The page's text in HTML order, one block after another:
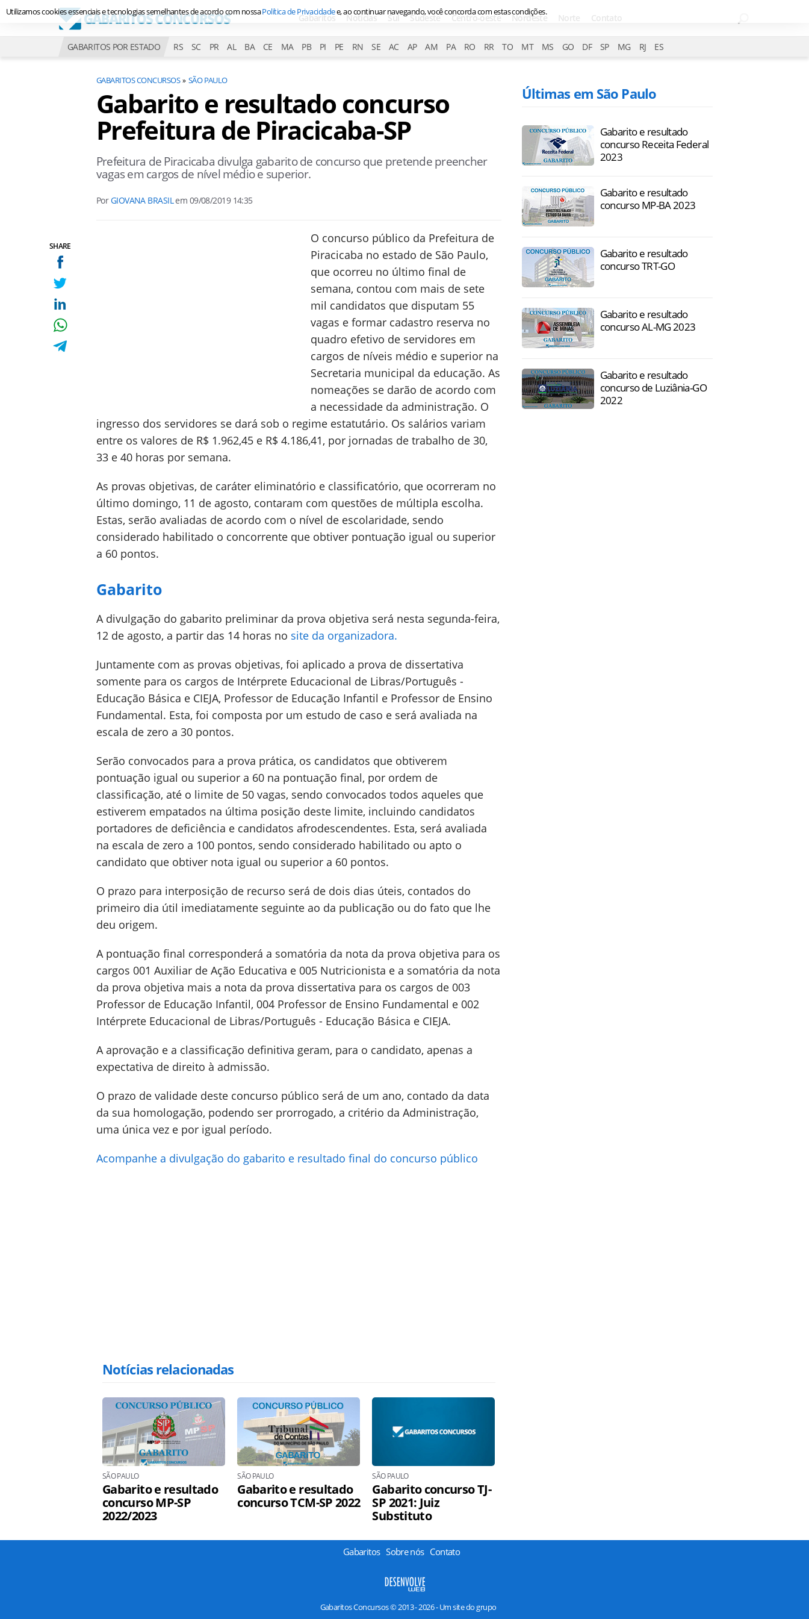
Gabaritos Notícias Sul Sudeste Centro-oeste Nordeste Norte Contato
GABARITOS POR ESTADO RS SC PR AL BA CE MA PB PI PE RN SE AC AP AM PA RO RR TO MT MS GO DF SP MG RJ ES
SHARE
GABARITOS CONCURSOS SÃO PAULO
Gabarito e resultado concurso
Prefeitura de Piracicaba-SP
Prefeitura de Piracicaba divulga gabarito de concurso que pretende preencher
vagas em cargos de nível médio e superior.
PorGIOVANA BRASILem 09/08/2019 14:35
O concurso público da Prefeitura de
Piracicaba no estado de São Paulo,
que ocorreu no último final de
semana, contou com mais de sete
mil candidatos que disputam 55
vagas e formar cadastro reserva no
quadro efetivo de servidores em
cargos de níveis médio e superior na
Secretaria municipal da educação. As
nomeações se darão de acordo com
a necessidade da administração. O
ingresso dos servidores se dará sob o regime estatutário. Os salários variam
entre os valores de R$ 1.962,45 e R$ 4.186,41, por jornadas de trabalho de 30,
33 e 40 horas por semana.
As provas objetivas, de caráter eliminatório e classificatório, que ocorreram no
último domingo, 11 de agosto, contaram com questões de múltipla escolha.
Estas, serão avaliadas de acordo com o nível de escolaridade, sendo
considerado habilitado o concorrente que obtiver pontuação igual ou superior
a 60 pontos.
Gabarito
A divulgação do gabarito preliminar da prova objetiva será nesta segunda-feira,
12 de agosto, a partir das 14 horas no site da organizadora.
Juntamente com as provas objetivas, foi aplicado a prova de dissertativa
somente para os cargos de Intérprete Educacional de Libras/Português -
Educação Básica e CIEJA, Professor de Educação Infantil e Professor de Ensino
Fundamental. Esta, foi composta por um estudo de caso e será avaliada na
escala de zero a 30 pontos.
Serão convocados para a prova prática, os candidatos que obtiverem
pontuação igual ou superior a 60 na pontuação final, por ordem de
classificação, até o limite de 50 vagas, sendo convocados todos aqueles que
estiverem empatados na última posição deste limite, incluindo candidatos
portadores de deficiência e candidatos afrodescendentes. Esta, será avaliada
na escala de zero a 100 pontos, sendo considerado habilitado ou apto o
candidato que obtiver nota igual ou superior a 60 pontos.
O prazo para interposição de recurso será de dois dias úteis, contados do
primeiro dia útil imediatamente seguinte ao da publicação ou do fato que lhe
deu origem.
A pontuação final corresponderá a somatória da nota da prova objetiva para os
cargos 001 Auxiliar de Ação Educativa e 005 Nutricionista e a somatória da nota
da prova objetiva mais a nota da prova dissertativa para os cargos de 003
Professor de Educação Infantil, 004 Professor de Ensino Fundamental e 002
Intérprete Educacional de Libras/Português - Educação Básica e CIEJA.
A aprovação e a classificação definitiva geram, para o candidato, apenas a
expectativa de direito à admissão.
O prazo de validade deste concurso público será de um ano, contado da data
da sua homologação, podendo ser prorrogado, a critério da Administração,
uma única vez e por igual período.
Acompanhe a divulgação do gabarito e resultado final do concurso público
Notícias relacionadas
SÃO PAULO
Gabarito e resultado
concurso MP-SP
2022/2023
SÃO PAULO
Gabarito e resultado
concurso TCM-SP 2022
SÃO PAULO
Gabarito concurso TJ-
SP 2021: Juiz
Substituto
Últimas em São Paulo
Gabarito e resultado
concurso Receita Federal
2023
Gabarito e resultado
concurso MP-BA 2023
Gabarito e resultado
concurso TRT-GO
Gabarito e resultado
concurso AL-MG 2023
Gabarito e resultado
concurso de Luziânia-GO
2022
Gabaritos Sobre nós Contato
Gabaritos Concursos © 2013 - 2026 - Um site do grupo
Utilizamos cookies essenciais e tecnologias semelhantes de acordo com nossaPolítica de Privacidadee, ao continuar navegando, você concorda com estas condições.